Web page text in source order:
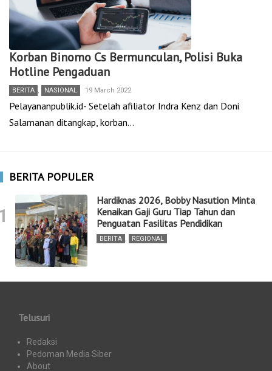
Korban Binomo Cs Bermunculan, Polisi Buka
Hotline Pengaduan
BERITA , NASIONAL 19 March 2022
Pelayananpublik.id- Setelah afiliator Indra Kenz dan Doni
Salamanan ditangkap, korban…
BERITA POPULER
Hardiknas 2026, Bobby Nasution Minta
Kenaikan Gaji Guru Tiap Tahun dan
Penguatan Fasilitas Pendidikan
BERITA , REGIONAL
Telusuri
Redaksi
Pedoman Media Siber
About